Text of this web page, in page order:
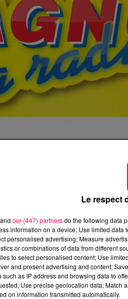
Le respect
our (447) partnersdo the following data
information on a device; Use limited
personalised advertising; Measure
or combinations of data from different
to select personalised content; Use
and present advertising and content;
such as IP address and browsing data to
Use precise geolocation data; Match
on information transmitted automatically.